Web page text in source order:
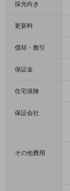
採光向き
更新料
償却・敷引
保証金
住宅保険
保証会社
その他費用